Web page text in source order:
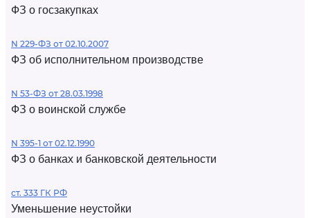
ФЗ о госзакупках
N 229-ФЗ от 02.10.2007
ФЗ об исполнительном производстве
N 53-ФЗ от 28.03.1998
ФЗ о воинской службе
N 395-1 от 02.12.1990
ФЗ о банках и банковской деятельности
ст. 333 ГК РФ
Уменьшение неустойки